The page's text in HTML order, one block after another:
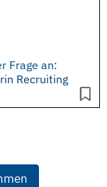
Frage an:
Recruiting